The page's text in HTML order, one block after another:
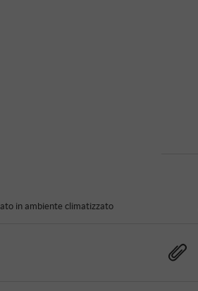
in ambiente climatizzato